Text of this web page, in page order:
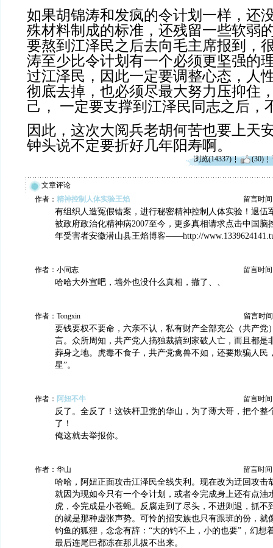
如果胡锦涛和发疯的令计划一样，还
殊材料制成的标准，还残留一些软弱
要熬到江泽民之后去向毛主席报到，
涛至少比令计划有一个必须更坚强的
过江泽民，因此一定要调整心态，人
彻底去掉，也必须尽最大努力压抑住
己， 一定要支撑到江泽民同志之后，
因此，这次大阅兵老胡何苦也要上
钟头说不定要折好几年阳寿啊。
浏览(14337) (30)
文章评论
作者： 精神控制人体实验王焰 留言时间
有组织人造冤假错案，进行秘密精神控制人体实验！退伍
被政府政治化精神病2007至今，更多真相请求点击中国脑
年受害者安徽潜山县王焰博客——http://
作者：小同志 留言时间
哈哈大外宣吧，墙外也没什么真相，撤了、、
作者：Tongxin 留言时
要钱要权不要命，六亲不认，私有财产全部充公（共产党
言。众所周知，共产党人搞独裁搞到家破人亡，而且都是
葬身之地。虎毒不食子，共产党禽兽不如，还要欺骗人民
星”。
作者： 阿妞不牛 留言时间
反了。全反了！这铁杆卫党的华山，为了薄大哥，把个整
了！
俺这就去举报你。
作者：华山 留言时间
哈哈，阿妞正面攻击江泽民全线失利。现在改为迂回攻击
就因为现如今只有一个令计划，或者令完成身上还有点油
虎，令完成是小苍蝇。反腐走到了尽头，不进则退，抓不
的就是那种虚张声势。可怜的招安族也只有跟班的份，就
钓鱼的狐狸，念念有辞：“大的钓不上，小的也要”，幻想
最后连尾巴都冻在那儿拔不出来。